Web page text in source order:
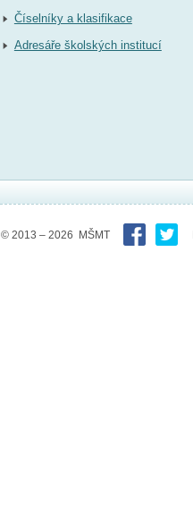
Číselníky a klasifikace
Adresáře školských institucí
© 2013 – 2026 MŠMT